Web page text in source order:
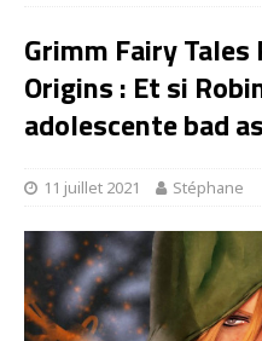
Grimm Fairy Tales
Origins : Et si
adolescente bad
11 juillet 2021 Stéphane